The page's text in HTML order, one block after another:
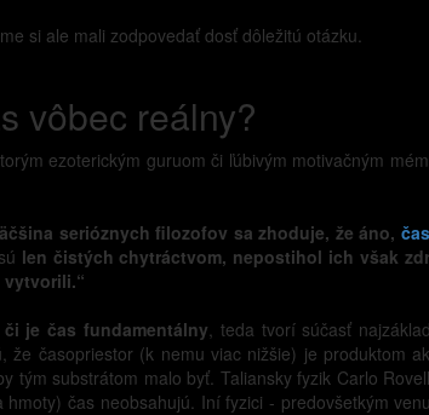
si ale mali zodpovedať dosť dôležitú otázku.
vôbec reálny?
ezoterickým guruom či ľúbivým motivačným
serióznych filozofov sa zhoduje, že áno,
len čistých chytráctvom, nepostihol ich však
vytvorili.“
či je čas fundamentálny, teda tvorí súčasť
že časopriestor (k nemu viac nižšie) je produktom
tým substrátom malo byť. Taliansky fyzik Carlo
hmoty) čas neobsahujú. Iní fyzici - predovšetkým